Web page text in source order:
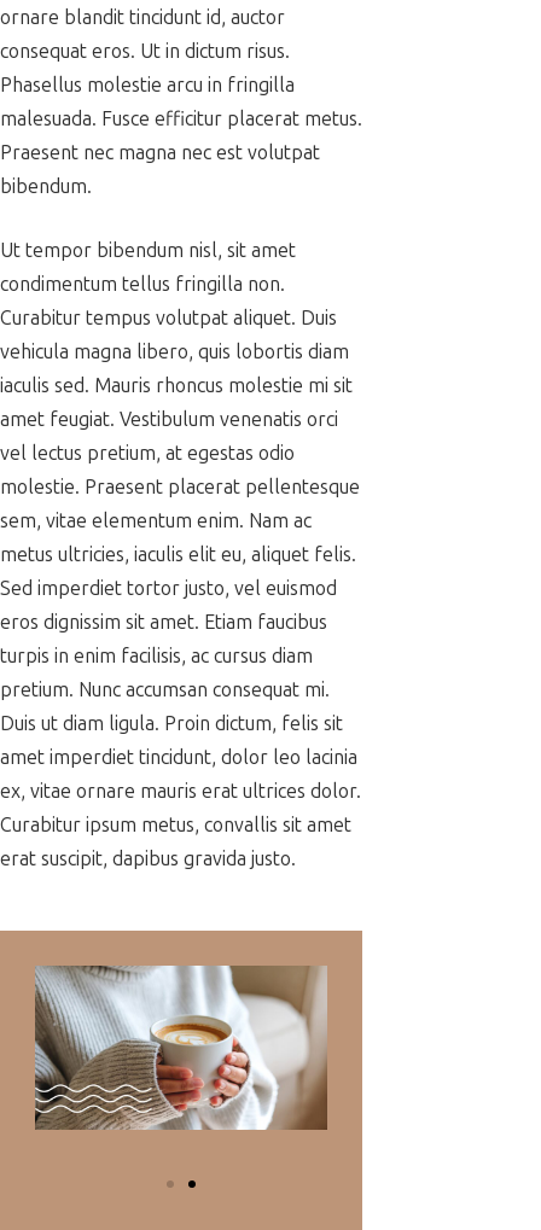
ornare blandit tincidunt id, auctor
consequat eros. Ut in dictum risus.
Phasellus molestie arcu in fringilla
malesuada. Fusce efficitur placerat metus.
Praesent nec magna nec est volutpat
bibendum.
Ut tempor bibendum nisl, sit amet
condimentum tellus fringilla non.
Curabitur tempus volutpat aliquet. Duis
vehicula magna libero, quis lobortis diam
iaculis sed. Mauris rhoncus molestie mi sit
amet feugiat. Vestibulum venenatis orci
vel lectus pretium, at egestas odio
molestie. Praesent placerat pellentesque
sem, vitae elementum enim. Nam ac
metus ultricies, iaculis elit eu, aliquet felis.
Sed imperdiet tortor justo, vel euismod
eros dignissim sit amet. Etiam faucibus
turpis in enim facilisis, ac cursus diam
pretium. Nunc accumsan consequat mi.
Duis ut diam ligula. Proin dictum, felis sit
amet imperdiet tincidunt, dolor leo lacinia
ex, vitae ornare mauris erat ultrices dolor.
Curabitur ipsum metus, convallis sit amet
erat suscipit, dapibus gravida justo.